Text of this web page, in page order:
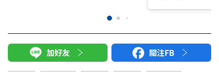
加好友 關注FB